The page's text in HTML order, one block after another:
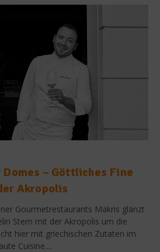
– Göttliches Fine
Akropolis
Gourmetrestaurants Makris glänzt
Stern mit der Akropolis um die
hier mit griechischen Zutaten im
Cuisine....